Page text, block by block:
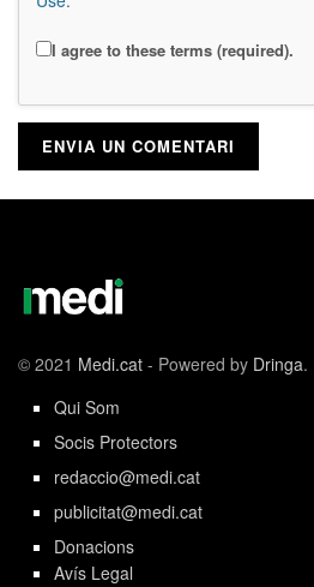
I agree to these terms (required).
© 2021 Medi.cat - Powered by Dringa.
Qui Som
Socis Protectors
redaccio@medi.cat
publicitat@medi.cat
Donacions
Avís Legal